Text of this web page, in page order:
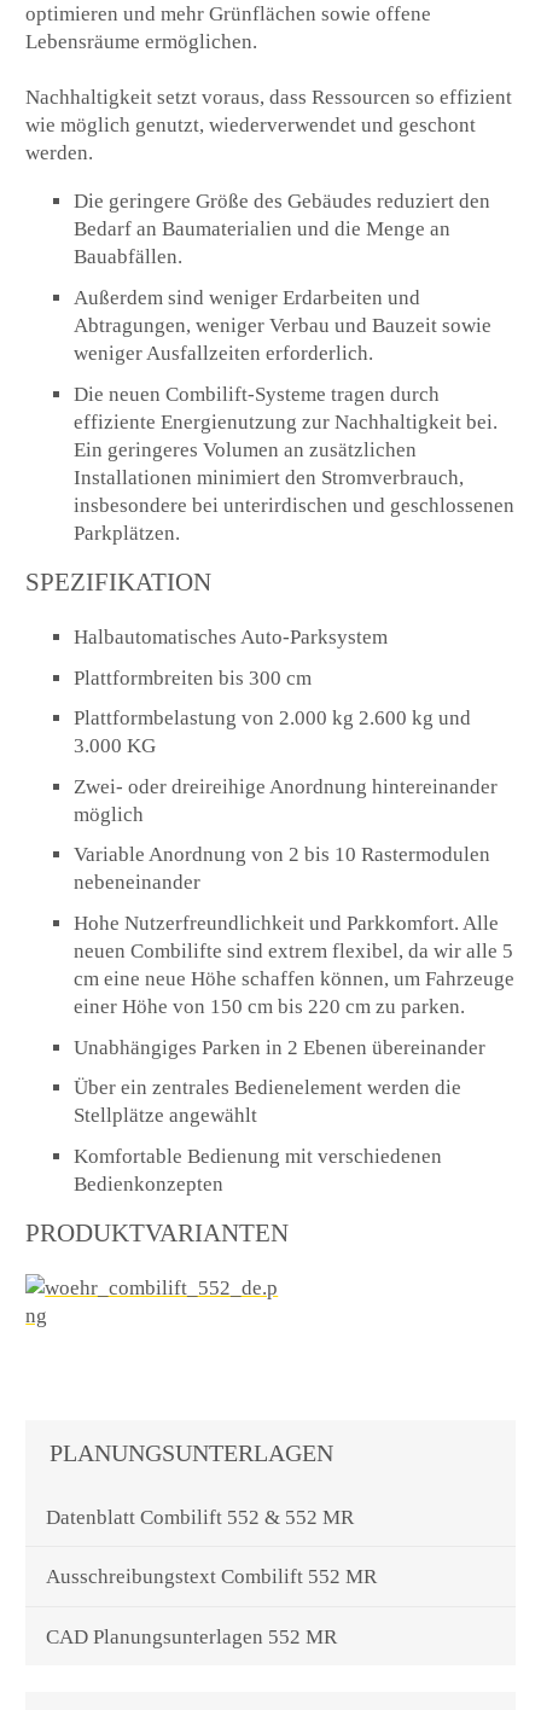
optimieren und mehr Grünflächen sowie offene
Lebensräume ermöglichen.
Nachhaltigkeit setzt voraus, dass Ressourcen so effizient
wie möglich genutzt, wiederverwendet und geschont
werden.
Die geringere Größe des Gebäudes reduziert den
Bedarf an Baumaterialien und die Menge an
Bauabfällen.
Außerdem sind weniger Erdarbeiten und
Abtragungen, weniger Verbau und Bauzeit sowie
weniger Ausfallzeiten erforderlich.
Die neuen Combilift-Systeme tragen durch
effiziente Energienutzung zur Nachhaltigkeit bei.
Ein geringeres Volumen an zusätzlichen
Installationen minimiert den Stromverbrauch,
insbesondere bei unterirdischen und geschlossenen
Parkplätzen.
SPEZIFIKATION
Halbautomatisches Auto-Parksystem
Plattformbreiten bis 300 cm
Plattformbelastung von 2.000 kg 2.600 kg und
3.000 KG
Zwei- oder dreireihige Anordnung hintereinander
möglich
Variable Anordnung von 2 bis 10 Rastermodulen
nebeneinander
Hohe Nutzerfreundlichkeit und Parkkomfort. Alle
neuen Combilifte sind extrem flexibel, da wir alle 5
cm eine neue Höhe schaffen können, um Fahrzeuge
einer Höhe von 150 cm bis 220 cm zu parken.
Unabhängiges Parken in 2 Ebenen übereinander
Über ein zentrales Bedienelement werden die
Stellplätze angewählt
Komfortable Bedienung mit verschiedenen
Bedienkonzepten
PRODUKTVARIANTEN
PLANUNGSUNTERLAGEN
Datenblatt Combilift 552 & 552 MR
Ausschreibungstext Combilift 552 MR
CAD Planungsunterlagen 552 MR